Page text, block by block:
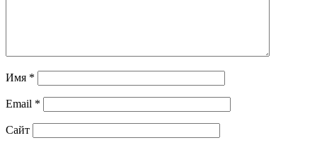
Имя *
Email *
Сайт